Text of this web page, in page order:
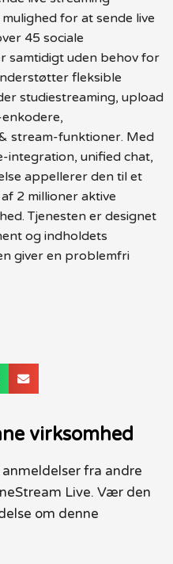
for at sende live
45 sociale
samtidigt uden behov for
fleksible
studiestreaming, upload
stream-funktioner. Med
integration, unified chat,
appellerer den til et
2 millioner aktive
Tjenesten er designet
og indholdets
giver en problemfri
virksomhed
fra andre
Live. Vær den
om denne